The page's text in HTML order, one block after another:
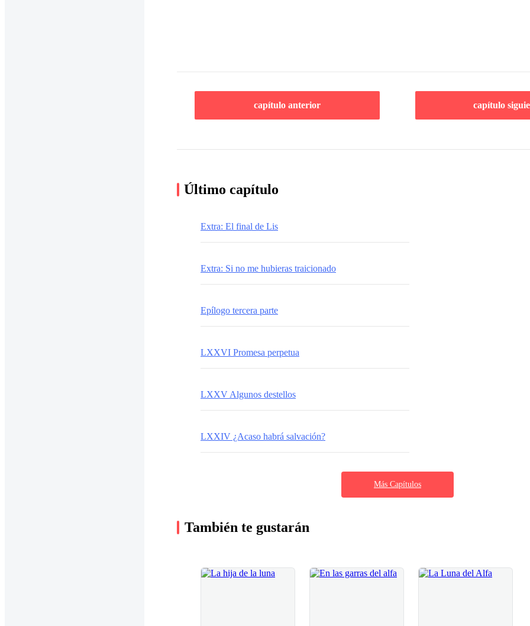
capítulo anterior capítulo
Último capítulo
Extra: El final de Lis
Extra: Si no me hubieras traicionado
Epílogo tercera parte
LXXVI Promesa perpetua
LXXV Algunos destellos
LXXIV ¿Acaso habrá salvación?
Más Capítulos
También te gustarán